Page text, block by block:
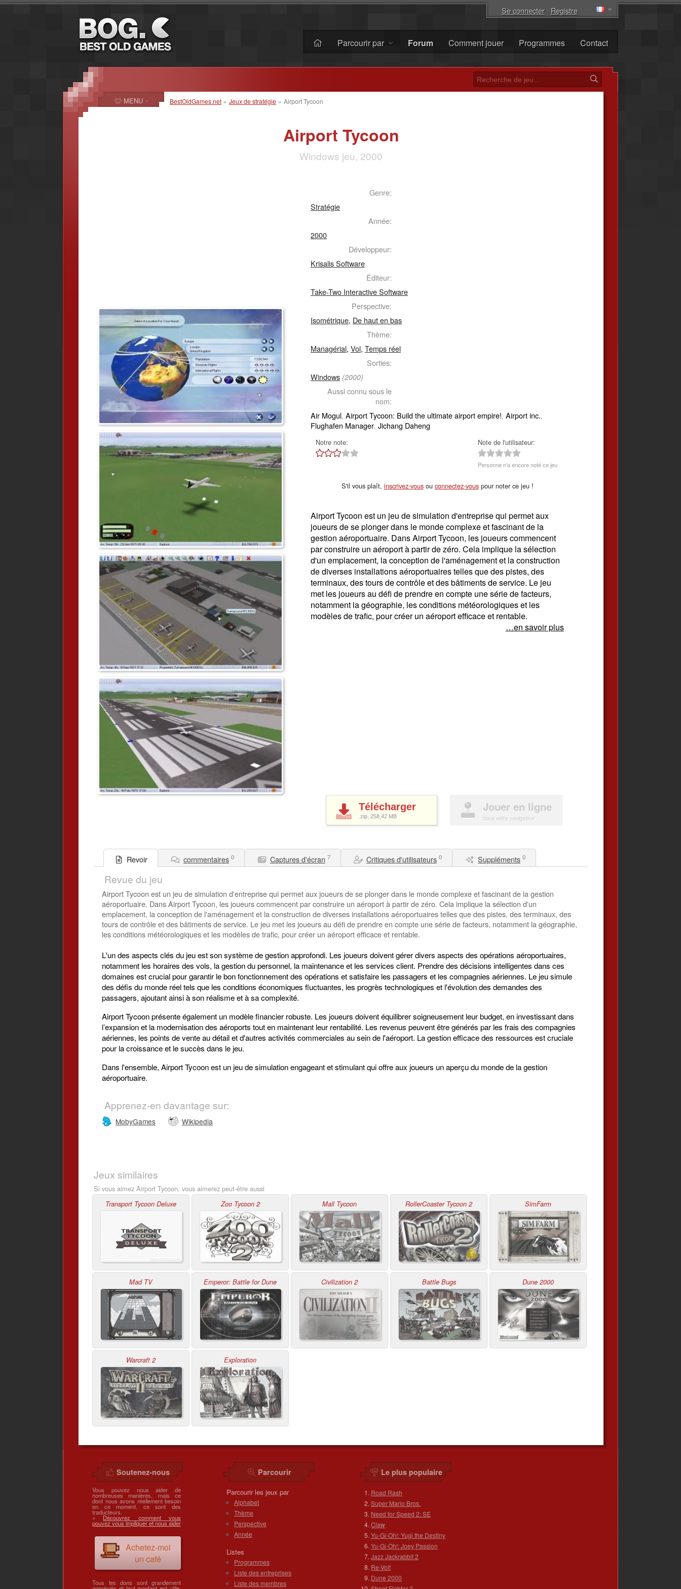
Se connecter· Registre
Parcourir par Forum Comment jouer Programmes Contact
BestOldGames.net » Jeux de stratégie » Airport Tycoon
Airport Tycoon
Windows jeu, 2000
Genre:
Stratégie
Année:
2000
Développeur:
Krisalis Software
Éditeur:
Take-Two Interactive Software
Perspective:
Isométrique, De haut en bas
Thème:
Managérial, Vol, Temps réel
Sorties:
Windows (2000)
Aussi connu sous le
nom:
Air Mogul, Airport Tycoon: Build the ultimate airport empire!, Airport inc.,
Flughafen Manager, Jichang Daheng
Notre note: Note de l'utilisateur:
Personne n'a encore noté ce jeu
S'il vous plaît, inscrivez-vousou connectez-vouspour noter ce jeu !
Airport Tycoon est un jeu de simulation d'entreprise qui permet aux
joueurs de se plonger dans le monde complexe et fascinant de la
gestion aéroportuaire. Dans Airport Tycoon, les joueurs commencent
par construire un aéroport à partir de zéro. Cela implique la sélection
d'un emplacement, la conception de l'aménagement et la construction
de diverses installations aéroportuaires telles que des pistes, des
terminaux, des tours de contrôle et des bâtiments de service. Le jeu
met les joueurs au défi de prendre en compte une série de facteurs,
notamment la géographie, les conditions météorologiques et les
modèles de trafic, pour créer un aéroport efficace et rentable.
…en savoir plus
Télécharger
.zip, 258,42 MB
Jouer en ligne
dans votre navigateur
Revoir commentaires 0 Captures d'écran 7 Critiques d'utilisateurs 0 Suppléments 0
Revue du jeu
Airport Tycoon est un jeu de simulation d'entreprise qui permet aux joueurs de se plonger dans le monde complexe et fascinant de la gestion
aéroportuaire. Dans Airport Tycoon, les joueurs commencent par construire un aéroport à partir de zéro. Cela implique la sélection d'un
emplacement, la conception de l'aménagement et la construction de diverses installations aéroportuaires telles que des pistes, des terminaux, des
tours de contrôle et des bâtiments de service. Le jeu met les joueurs au défi de prendre en compte une série de facteurs, notamment la géographie,
les conditions météorologiques et les modèles de trafic, pour créer un aéroport efficace et rentable.
L'un des aspects clés du jeu est son système de gestion approfondi. Les joueurs doivent gérer divers aspects des opérations aéroportuaires,
notamment les horaires des vols, la gestion du personnel, la maintenance et les services client. Prendre des décisions intelligentes dans ces
domaines est crucial pour garantir le bon fonctionnement des opérations et satisfaire les passagers et les compagnies aériennes. Le jeu simule
des défis du monde réel tels que les conditions économiques fluctuantes, les progrès technologiques et l'évolution des demandes des
passagers, ajoutant ainsi à son réalisme et à sa complexité.
Airport Tycoon présente également un modèle financier robuste. Les joueurs doivent équilibrer soigneusement leur budget, en investissant dans
l’expansion et la modernisation des aéroports tout en maintenant leur rentabilité. Les revenus peuvent être générés par les frais des compagnies
aériennes, les points de vente au détail et d'autres activités commerciales au sein de l'aéroport. La gestion efficace des ressources est cruciale
pour la croissance et le succès dans le jeu.
Dans l'ensemble, Airport Tycoon est un jeu de simulation engageant et stimulant qui offre aux joueurs un aperçu du monde de la gestion
aéroportuaire.
Apprenez-en davantage sur:
MobyGames Wikipedia
Jeux similaires
Si vous aimez Airport Tycoon, vous aimerez peut-être aussi
Transport Tycoon Deluxe Zoo Tycoon 2 Mall Tycoon RollerCoaster Tycoon 2 SimFarm
Mad TV Emperor: Battle for Dune Civilization 2 Battle Bugs Dune 2000
Warcraft 2 Exploration
MENU
Soutenez-nous
Vous pouvez nous aider de
nombreuses manières, mais ce
dont nous avons réellement besoin
en ce moment, ce sont des
traducteurs.
» Découvrez comment vous
pouvez vous impliquer et nous aider
Achetez-moi
un café
Tous les dons sont grandement
Parcourir
Parcourir les jeux par
Alphabet
Thème
Perspective
Année
Listes
Programmes
Liste des entreprises
Liste des membres
Le plus populaire
Road Rash
Super Mario Bros.
Need for Speed 2: SE
Claw
Yu-Gi-Oh!: Yugi the Destiny
Yu-Gi-Oh!: Joey Passion
Jazz Jackrabbit 2
Re-Volt
Dune 2000